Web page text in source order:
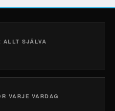
ALLT SJÄLVA
VARJE VARDAG